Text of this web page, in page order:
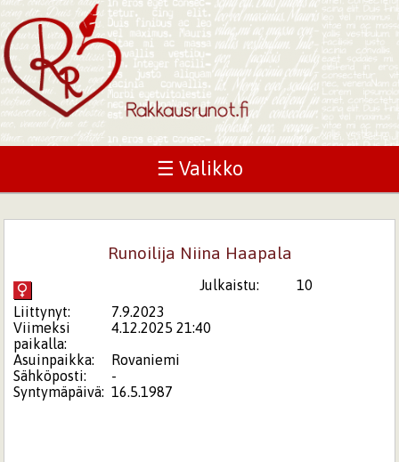
☰ Valikko
Runoilija Niina Haapala
Julkaistu:
10
Liittynyt:
7.9.2023
Viimeksi
paikalla:
4.12.2025 21:40
Asuinpaikka:
Rovaniemi
Sähköposti:
-
Syntymäpäivä: 16.5.1987